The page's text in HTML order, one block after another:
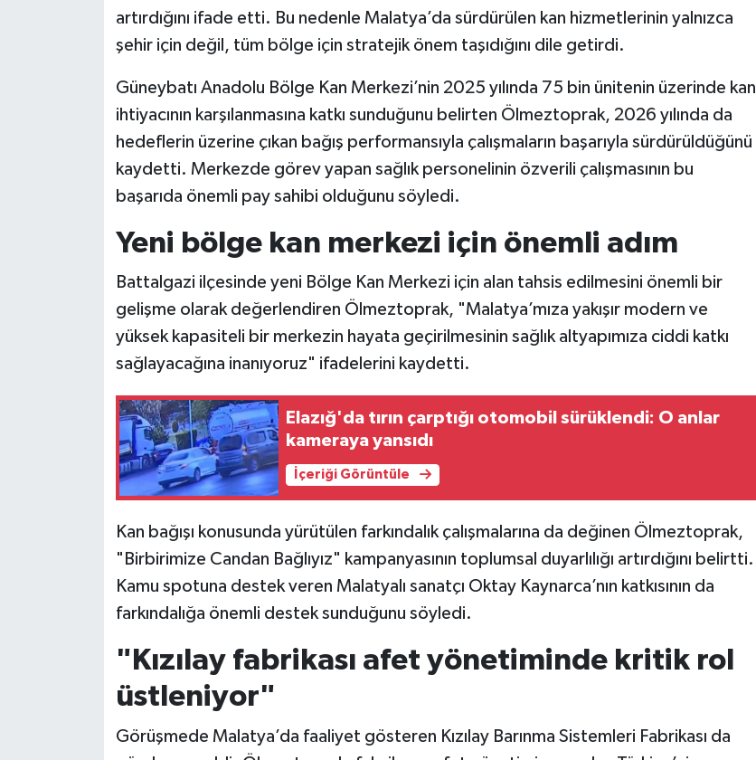
artırdığını ifade etti. Bu nedenle Malatya’da sürdürülen kan hizmetlerinin yalnızca
şehir için değil, tüm bölge için stratejik önem taşıdığını dile getirdi.
Güneybatı Anadolu Bölge Kan Merkezi’nin 2025 yılında 75 bin ünitenin üzerinde kan
ihtiyacının karşılanmasına katkı sunduğunu belirten Ölmeztoprak, 2026 yılında da
hedeflerin üzerine çıkan bağış performansıyla çalışmaların başarıyla sürdürüldüğünü
kaydetti. Merkezde görev yapan sağlık personelinin özverili çalışmasının bu
başarıda önemli pay sahibi olduğunu söyledi.
Yeni bölge kan merkezi için önemli adım
Battalgazi ilçesinde yeni Bölge Kan Merkezi için alan tahsis edilmesini önemli bir
gelişme olarak değerlendiren Ölmeztoprak, "Malatya’mıza yakışır modern ve
yüksek kapasiteli bir merkezin hayata geçirilmesinin sağlık altyapımıza ciddi katkı
sağlayacağına inanıyoruz" ifadelerini kaydetti.
Elazığ'da tırın çarptığı otomobil sürüklendi: O anlar
kameraya yansıdı
İçeriği Görüntüle
Kan bağışı konusunda yürütülen farkındalık çalışmalarına da değinen Ölmeztoprak,
"Birbirimize Candan Bağlıyız" kampanyasının toplumsal duyarlılığı artırdığını belirtti.
Kamu spotuna destek veren Malatyalı sanatçı Oktay Kaynarca’nın katkısının da
farkındalığa önemli destek sunduğunu söyledi.
"Kızılay fabrikası afet yönetiminde kritik rol
üstleniyor"
Görüşmede Malatya’da faaliyet gösteren Kızılay Barınma Sistemleri Fabrikası da